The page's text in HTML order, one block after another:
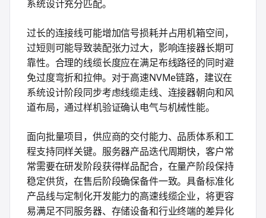
系统设计充分匹配。
过长的连接线可能增加信号损耗并占用机箱空间，
过短则可能导致装配张力过大，影响连接器长期可
靠性。合理的线缆长度应在满足布线路径的同时避
免过度弯折和拉伸。对于高速NVMe链路，建议在
系统设计阶段同步考虑线缆走线、连接器朝向和风
道布局，通过样机验证确认电气与机械性能。
面向批量项目，供应商的交付能力、品质体系和工
程支持同样关键。服务器产品迭代周期快，客户常
常需要在研发阶段获得样品配合，在量产阶段保持
稳定供货，在售后阶段确保备件一致。具备标准化
产品线与定制化开发能力的高速线缆企业，将更容
易满足不同服务器、存储设备和行业终端的差异化